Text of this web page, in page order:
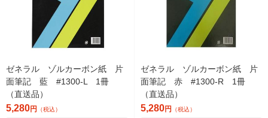
ゼネラル ゾルカーボン紙 片
面筆記 藍 #1300-L 1冊
（直送品）
5,280円 （税込）
ゼネラル ゾルカーボン紙 片
面筆記 赤 #1300-R 1冊
（直送品）
5,280円 （税込）